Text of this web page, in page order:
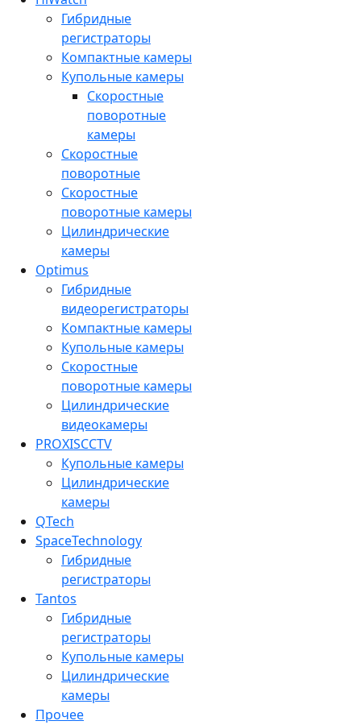
Гибридные
регистраторы
Компактные камеры
Купольные камеры
Скоростные
поворотные
камеры
Скоростные
поворотные
Скоростные
поворотные камеры
Цилиндрические
камеры
Optimus
Гибридные
видеорегистраторы
Компактные камеры
Купольные камеры
Скоростные
поворотные камеры
Цилиндрические
видеокамеры
PROXISCCTV
Купольные камеры
Цилиндрические
камеры
QTech
SpaceTechnology
Гибридные
регистраторы
Tantos
Гибридные
регистраторы
Купольные камеры
Цилиндрические
камеры
Прочее